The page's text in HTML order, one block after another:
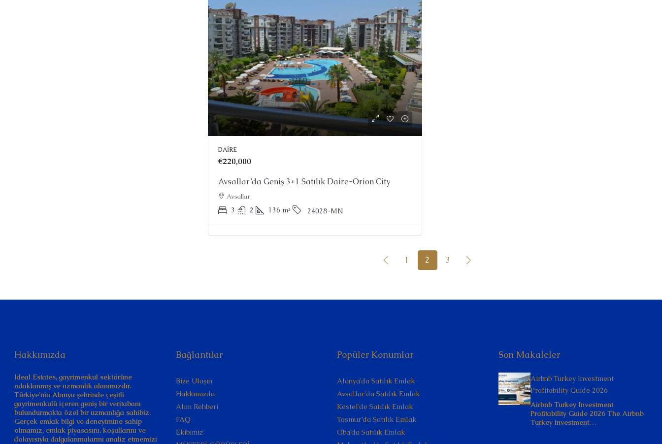
DAIRE
€220,000
Avsallar’da Geniş 3+1 Satılık Daire-Orion City
Avsallar
3 2 136 m² 24028-MN
1 2 3
Hakkımızda
Ideal Estates, gayrimenkul sektörüne
odaklanmış ve uzmanlık alanımızdır.
Türkiye’nin Alanya şehrinde çeşitli
gayrimenkulü içeren geniş bir veritabanı
bulundurmakta özel bir uzmanlığa sahibiz.
Gerçek emlak bilgi ve deneyimine sahip
olmamız, emlak piyasasını, koşullarını ve
dolayısıyla dalgalanmalarını analiz etmemizi
Bağlantılar
Bize Ulaşın
Hakkımızda
Alım Rehberi
FAQ
Ekibimiz
Popüler Konumlar
Alanya’da Satılık Emlak
Avsallar’da Satılık Emlak
Kestel’de Satılık Emlak
Tosmur’da Satılık Emlak
Oba’da Satılık Emlak
Son Makaleler
Airbnb Turkey Investment
Profitability Guide 2026
Airbnb Turkey Investment
Profitability Guide 2026 The Airbnb
Turkey investment…